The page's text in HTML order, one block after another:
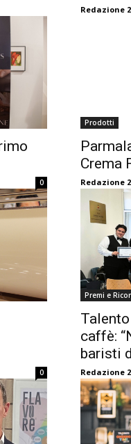
Redazione 2
0
Prodotti
Crema
Redazione 2
0
Premi e
caffè:
baristi
Redazione 2